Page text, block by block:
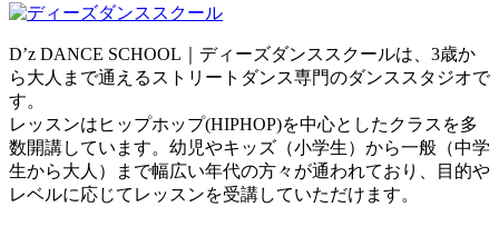
D’z DANCE SCHOOL｜ディーズダンススクールは、3歳か
ら大人まで通えるストリートダンス専門のダンススタジオで
す。
レッスンはヒップホップ(HIPHOP)を中心としたクラスを多
数開講しています。幼児やキッズ（小学生）から一般（中学
生から大人）まで幅広い年代の方々が通われており、目的や
レベルに応じてレッスンを受講していただけます。